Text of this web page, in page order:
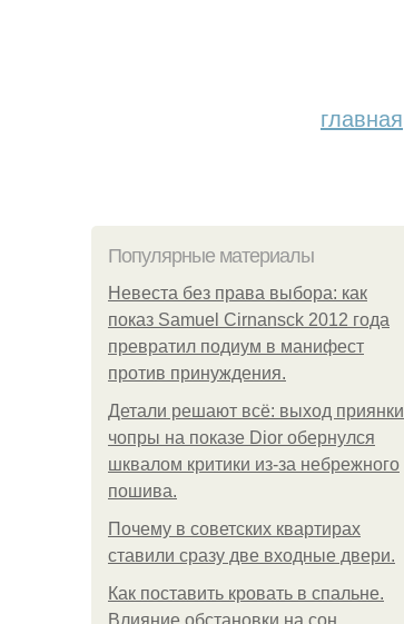
главная
Популярные материалы
Невеста без права выбора: как
показ Samuel Cirnansck 2012 года
превратил подиум в манифест
против принуждения.
Детали решают всё: выход приянки
чопры на показе Dior обернулся
шквалом критики из-за небрежного
пошива.
Почему в советских квартирах
ставили сразу две входные двери.
Как поставить кровать в спальне.
Влияние обстановки на сон